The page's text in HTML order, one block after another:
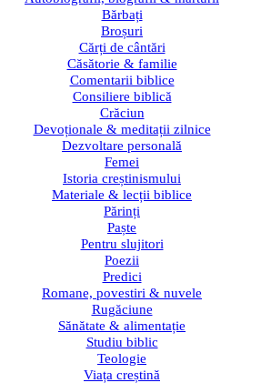
Bărbați
Broșuri
Cărți de cântări
Căsătorie & familie
Comentarii biblice
Consiliere biblică
Crăciun
Devoționale & meditații zilnice
Dezvoltare personală
Femei
Istoria creștinismului
Materiale & lecții biblice
Părinți
Paște
Pentru slujitori
Poezii
Predici
Romane, povestiri & nuvele
Rugăciune
Sănătate & alimentație
Studiu biblic
Teologie
Viața creștină